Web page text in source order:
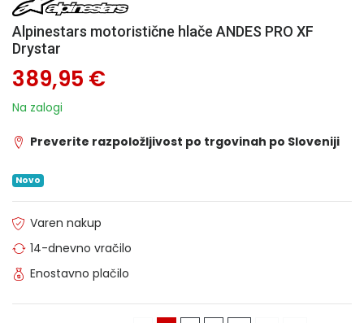
Alpinestars motoristične hlače ANDES PRO XF
Drystar
389,95 €
Na zalogi
Preverite razpoložljivost po trgovinah po Sloveniji
Novo
Varen nakup
14-dnevno vračilo
Enostavno plačilo